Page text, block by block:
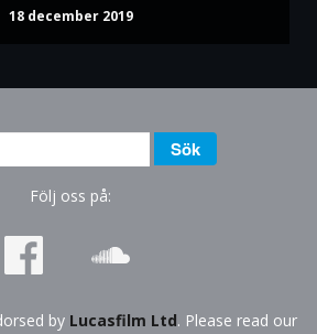
18 december 2019
Sök
Följ oss på:
by Lucasfilm Ltd. Please read our